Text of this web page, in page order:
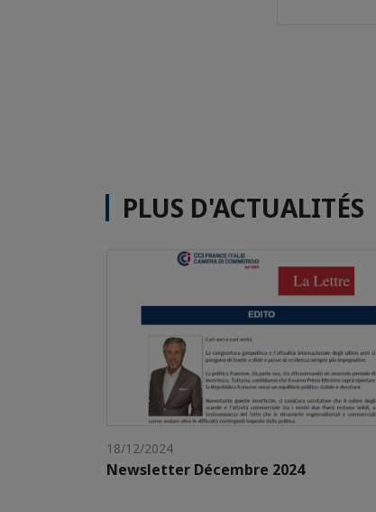
PLUS D'ACTUALITÉS
18/12/2024
Newsletter Décembre 2024